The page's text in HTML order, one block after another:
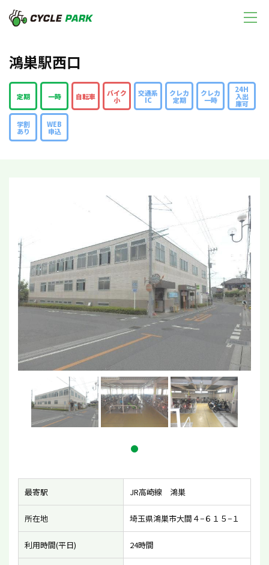
鴻巣駅西口
定期 一時 自転車 バイク
小
交通系
IC
クレカ
定期
クレカ
一時
24H
入出
庫可
学割
あり
WEB
申込
最寄駅 JR高崎線 鴻巣
所在地 埼玉県鴻巣市大間４−６１５−１
利用時間(平日) 24時間